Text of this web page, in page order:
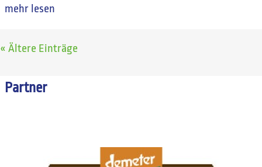
mehr lesen
« Ältere Einträge
Partner